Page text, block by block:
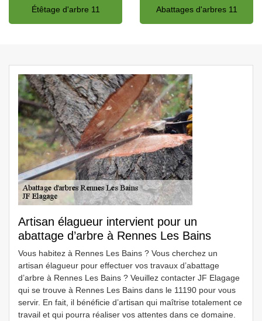
Étêtage d'arbre 11 Abattages d'arbres 11
Artisan élagueur intervient pour un
abattage d’arbre à Rennes Les Bains
Vous habitez à Rennes Les Bains ? Vous cherchez un
artisan élagueur pour effectuer vos travaux d’abattage
d’arbre à Rennes Les Bains ? Veuillez contacter JF Elagage
qui se trouve à Rennes Les Bains dans le 11190 pour vous
servir. En fait, il bénéficie d’artisan qui maîtrise totalement ce
travail et qui pourra réaliser vos attentes dans ce domaine.